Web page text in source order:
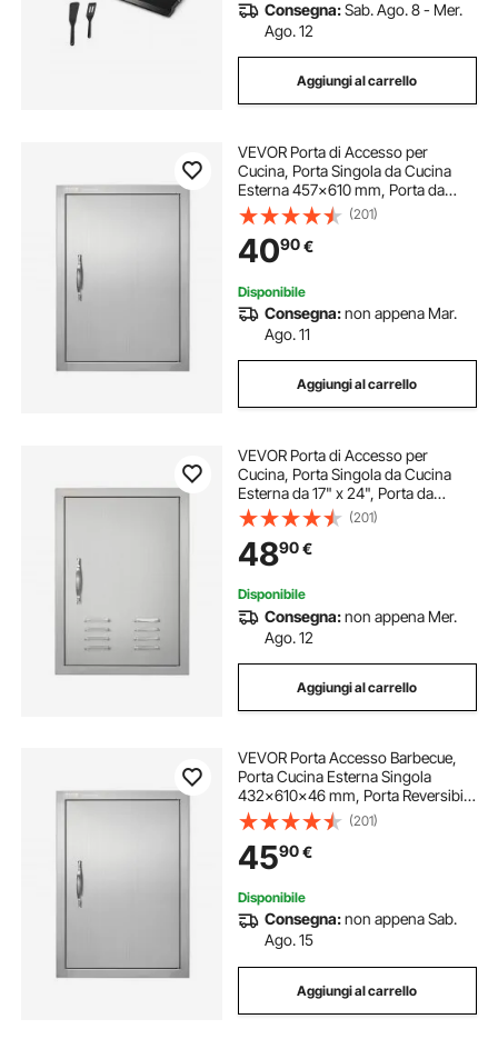
Consegna:Sab. Ago. 8 - Mer.
Ago. 12
Aggiungi al carrello
VEVOR Porta di Accesso per
Cucina, Porta Singola da Cucina
Esterna 457x610 mm, Porta da
Incasso in Acciaio Inox per Isola
BBQ, Stazione per Grigliate, Mobile
da Esterno
(201)
4090€
Disponibile
Consegna:non appena Mar.
Ago. 11
Aggiungi al carrello
VEVOR Porta di Accesso per
Cucina, Porta Singola da Cucina
Esterna da 17" x 24", Porta da
Incasso in Acciaio Inox, con Prese
d'Aria e Gancio, per Isola BBQ,
Stazione per Grigliate, Mobile da
Esterno
(201)
4890€
Disponibile
Consegna:non appena Mer.
Ago. 12
Aggiungi al carrello
VEVOR Porta Accesso Barbecue,
Porta Cucina Esterna Singola
432x610x46 mm, Porta Reversibile
da Incasso in Acciaio Inox, con
Maniglia, per Isola Barbecue,
Armadio Esterno, Giardino
(201)
4590€
Disponibile
Consegna:non appena Sab.
Ago. 15
Aggiungi al carrello